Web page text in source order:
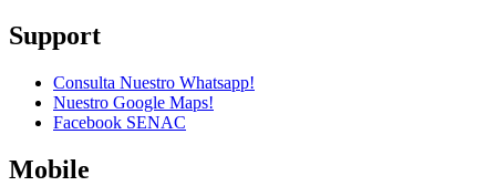
Support
Consulta Nuestro Whatsapp!
Nuestro Google Maps!
Facebook SENAC
Mobile